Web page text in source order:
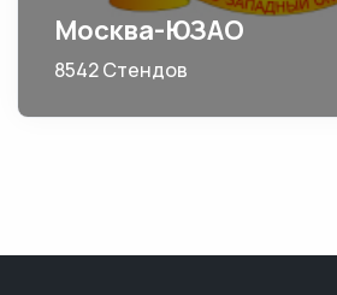
Москва-ЮЗАО
8542 Стендов